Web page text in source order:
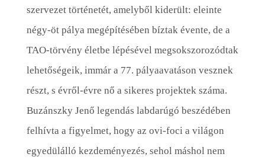
szervezet történetét, amelyből kiderült: eleinte
négy-öt pálya megépítésében bíztak évente, de a
TAO-törvény életbe lépésével megsokszorozódtak
lehetőségeik, immár a 77. pályaavatáson vesznek
részt, s évről-évre nő a sikeres projektek száma.
Buzánszky Jenő legendás labdarúgó beszédében
felhívta a figyelmet, hogy az ovi-foci a világon
egyedülálló kezdeményezés, sehol máshol nem